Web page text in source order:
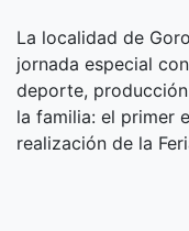
La localidad de
jornada especial
deporte,
la familia: el primer
realización de la